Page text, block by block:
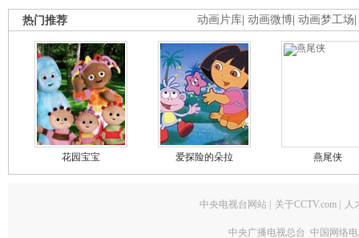
动画片库 动画微博 动画梦工场
热门推荐
花园宝宝 爱探险的朵拉 燕尾侠
中央电视台网站 关于CCTV.com 人
中央广播电视总台 中国网络